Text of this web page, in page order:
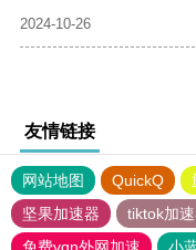
2024-10-26
友情链接
网站地图 QuickQ
坚果加速器
tiktok加